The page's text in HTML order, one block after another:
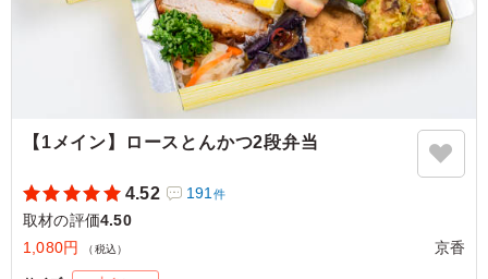
【1メイン】ロースとんかつ2段弁当
4.52 191 件
取材の評価4.50
1,080円
（税込） 京香